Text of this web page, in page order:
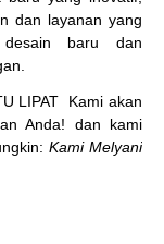
dan layanan yang
desain baru dan
LIPAT
Kami akan
Anda! dan kami
Kami Melyani